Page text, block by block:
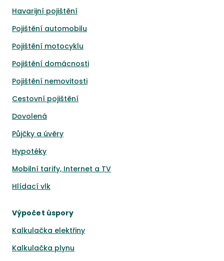
Havarijní pojištění
Pojištění automobilu
Pojištění motocyklu
Pojištění domácnosti
Pojištění nemovitosti
Cestovní pojištění
Dovolená
Půjčky a úvěry
Hypotéky
Mobilní tarify, Internet a TV
Hlídací vlk
Výpočet úspory
Kalkulačka elektřiny
Kalkulačka plynu